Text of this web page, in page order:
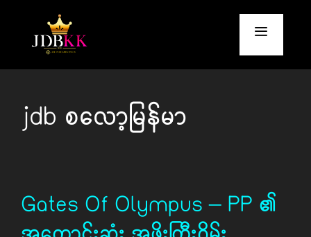
content
jdb စလော့မြန်မာ
Gates Of Olympus – PP ၏